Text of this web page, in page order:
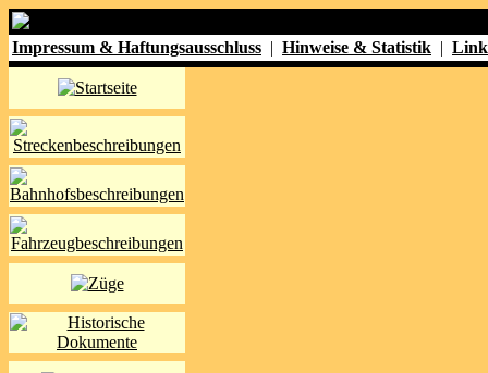
Impressum & Haftungsausschluss | Hinweise & Statistik |